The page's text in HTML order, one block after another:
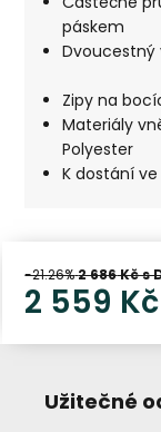
páskem
Dvoucestný
Zipy na
Materiály
Polyester
K dostání ve
-21.26%2 686Kč s
2 559 Kč
Užitečné